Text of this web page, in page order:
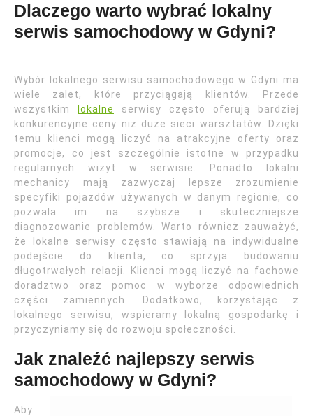
Dlaczego warto wybrać lokalny
serwis samochodowy w Gdyni?
Wybór lokalnego serwisu samochodowego w Gdyni ma
wiele zalet, które przyciągają klientów. Przede
wszystkim
lokalne
serwisy często oferują bardziej
konkurencyjne ceny niż duże sieci warsztatów. Dzięki
temu klienci mogą liczyć na atrakcyjne oferty oraz
promocje, co jest szczególnie istotne w przypadku
regularnych wizyt w serwisie. Ponadto lokalni
mechanicy mają zazwyczaj lepsze zrozumienie
specyfiki pojazdów używanych w danym regionie, co
pozwala im na szybsze i skuteczniejsze
diagnozowanie problemów. Warto również zauważyć,
że lokalne serwisy często stawiają na indywidualne
podejście do klienta, co sprzyja budowaniu
długotrwałych relacji. Klienci mogą liczyć na fachowe
doradztwo oraz pomoc w wyborze odpowiednich
części zamiennych. Dodatkowo, korzystając z
lokalnego serwisu, wspieramy lokalną gospodarkę i
przyczyniamy się do rozwoju społeczności.
Jak znaleźć najlepszy serwis
samochodowy w Gdyni?
Aby